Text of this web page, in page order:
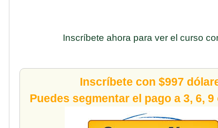
Inscríbete ahora para ver el curso
Inscríbete con $997
Puedes segmentar el pago a 3, 6, 9